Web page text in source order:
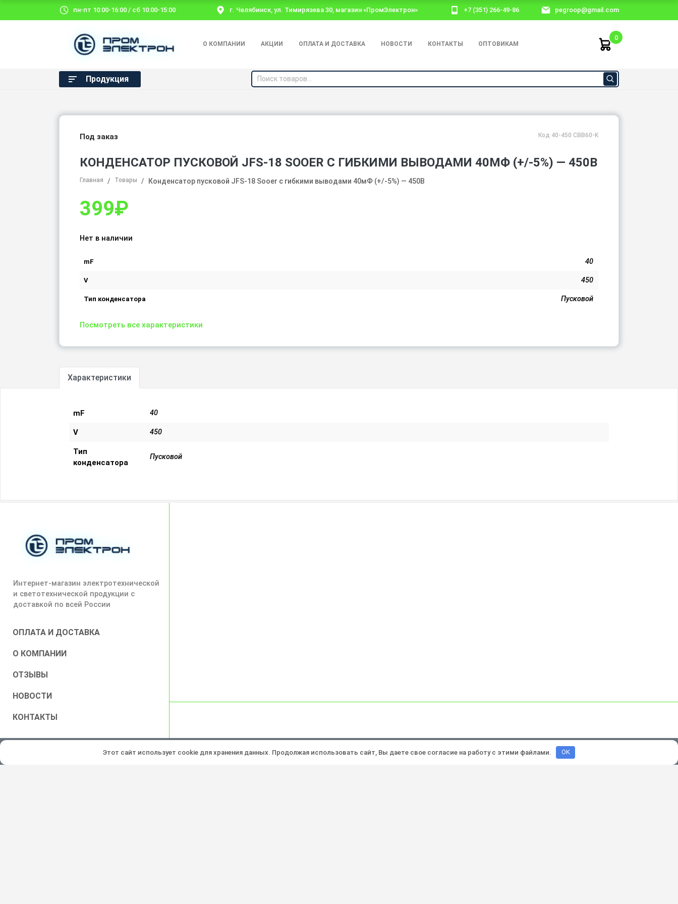
пн-пт 10:00-16:00 / сб 10:00-15:00 г. Челябинск, ул. Тимирязева 30, магазин «ПромЭлектрон» +7 (351) 266-49-86 pegroop@gmail.com
О КОМПАНИИ АКЦИИ ОПЛАТА И ДОСТАВКА НОВОСТИ КОНТАКТЫ ОПТОВИКАМ
0
Продукция
Под заказ Код 40-450 CBB60-K
КОНДЕНСАТОР ПУСКОВОЙ JFS-18 SOOER С ГИБКИМИ ВЫВОДАМИ 40МФ (+/-5%) — 450В
Главная Товары Конденсатор пусковой JFS-18 Sooer с гибкими выводами 40мФ (+/-5%) — 450В
399₽
Нет в наличии
mF 40
V 450
Тип конденсатора Пусковой
Посмотреть все характеристики
Характеристики
mF 40
V 450
Тип
конденсатора
Пусковой
Интернет-магазин электротехнической
и светотехнической продукции с
доставкой по всей России
ОПЛАТА И ДОСТАВКА
О КОМПАНИИ
ОТЗЫВЫ
НОВОСТИ
КОНТАКТЫ
Все права защищены © 2026 Политика конфиденциальности Разработка и продвижение:Lukevium
Этот сайт использует cookie для хранения данных. Продолжая использовать сайт, Вы даете свое согласие на работу с этими файлами. OK